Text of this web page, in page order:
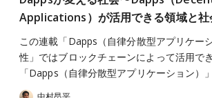
Applications）が活用できる領域と社
この連載「Dapps（自律分散型アプリケー
性」ではブロックチェーンによって活用で
「Dapps（自律分散型アプリケーション）